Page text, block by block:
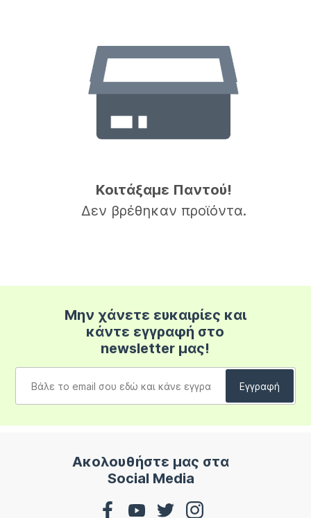
Κοιτάξαμε Παντού!
Δεν βρέθηκαν προϊόντα.
Μην χάνετε ευκαιρίες και
κάντε εγγραφή στο
newsletter μας!
Ακολουθήστε μας στα
Social Media